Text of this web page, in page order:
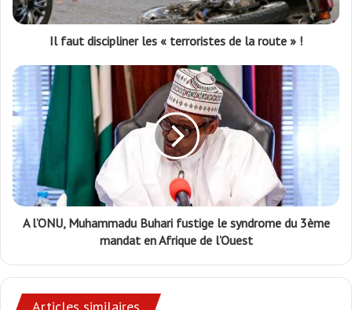
Il faut discipliner les « terroristes de la route » !
A l’ONU, Muhammadu Buhari fustige le syndrome du 3ème
mandat en Afrique de l’Ouest